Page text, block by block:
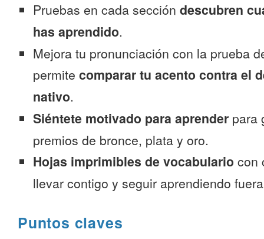
Pruebas en cada sección descubren
has aprendido.
Mejora tu pronunciación con la prueba
permite comparar tu acento contra el
nativo.
Siéntete motivado para aprender para
premios de bronce, plata y oro.
Hojas imprimibles de vocabulario con
llevar contigo y seguir aprendiendo
Puntos claves